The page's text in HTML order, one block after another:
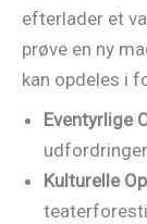
efterlader et
prøve en ny
kan opdeles i
Eventyrlige
Kulturelle